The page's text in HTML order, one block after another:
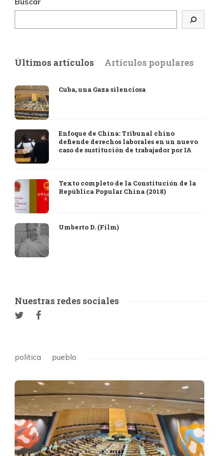
Últimos artículos Artículos populares
Cuba, una Gaza silenciosa
Enfoque de China: Tribunal chino
defiende derechos laborales en un nuevo
caso de sustitución de trabajador por IA
Texto completo de la Constitución de la
República Popular China (2018)
Umberto D. (Film)
Nuestras redes sociales
politica pueblo